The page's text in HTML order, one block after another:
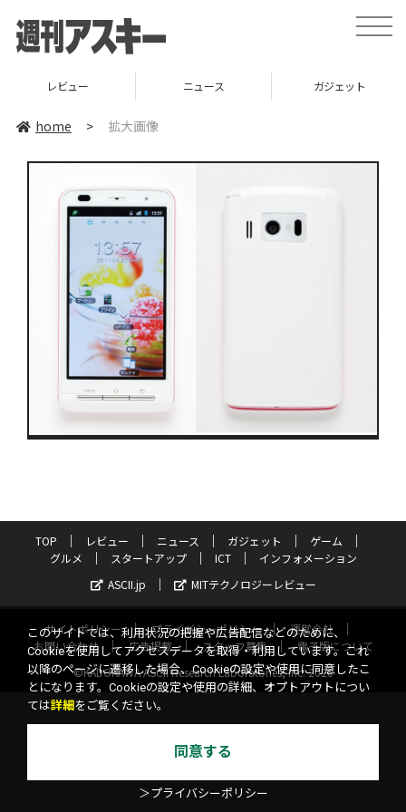
toggle
レビュー ニュース ガジェット
home > 拡大画像
TOP レビュー ニュース ガジェット
ゲーム
グルメ
スタートアップ ICT
インフォメーション
ASCII.jp
MITテクノロジーレビュー
サイトポリシー プライバシーポリシー
運営会社
お問い合わせ
広告掲載 スタッフ募集
電子版について
©KADOKAWA ASCII Research Laboratories, Inc. 2026
このサイトでは、利用状況の把握や広告配信などのために、
Cookieを使用してアクセスデータを取得・利用しています。これ
以降のページに遷移した場合、Cookieの設定や使用に同意したこ
とになります。Cookieの設定や使用の詳細、オプトアウトについ
ては詳細 をご覧ください。
同意する
＞プライバシーポリシー